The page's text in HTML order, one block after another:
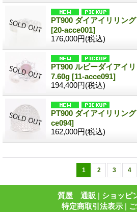
PT900 ダイアイリリン
[20-acce001]
176,000円(税込)
PT900 ルビーダイアイ
7.60g [11-acce091]
194,400円(税込)
PT900 ダイアイリリン
ce094]
162,000円(税込)
1 2 3 4
質屋 通販 | ショッピ
特定商取引法表示 |